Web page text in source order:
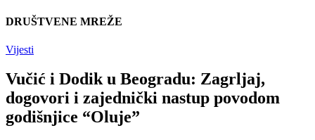
DRUŠTVENE MREŽE
Vijesti
Vučić i Dodik u Beogradu: Zagrljaj,
dogovori i zajednički nastup povodom
godišnjice “Oluje”